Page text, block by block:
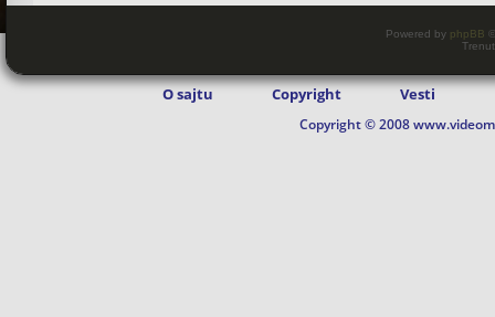
Powered by phpBB
O sajtu Copyright Vesti
Copyright © 2008